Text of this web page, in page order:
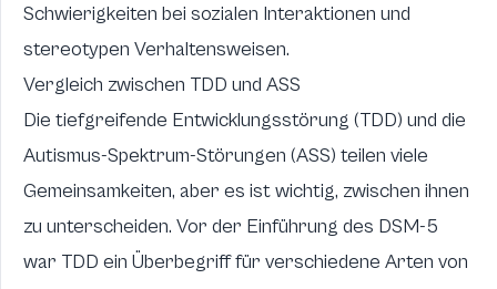
Schwierigkeiten bei sozialen Interaktionen und
stereotypen Verhaltensweisen.
Vergleich zwischen TDD und ASS
Die tiefgreifende Entwicklungsstörung (TDD) und die
Autismus-Spektrum-Störungen (ASS) teilen viele
Gemeinsamkeiten, aber es ist wichtig, zwischen ihnen
zu unterscheiden. Vor der Einführung des DSM-5
war TDD ein Überbegriff für verschiedene Arten von